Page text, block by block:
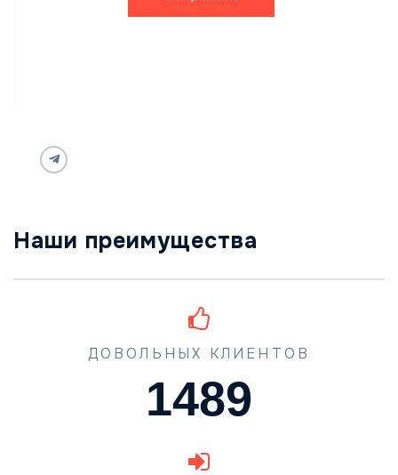
Наши преимущества
ДОВОЛЬНЫХ КЛИЕНТОВ
1489